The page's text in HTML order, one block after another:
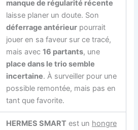
manque de régularité récente
laisse planer un doute. Son
déferrage antérieur pourrait
jouer en sa faveur sur ce tracé,
mais avec16 partants, une
place dans le trio semble
incertaine. À surveiller pour une
possible remontée, mais pas en
tant que favorite.
HERMES SMART est un hongre